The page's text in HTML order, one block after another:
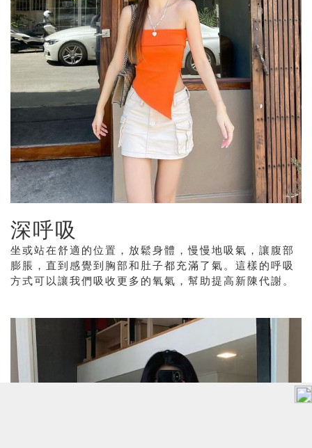
深呼吸
坐或站在舒適的位置，放鬆身體，慢慢地吸氣，讓腹部
膨脹，直到感覺到胸部和肚子都充滿了氣。這樣的呼吸
方式可以讓我們吸收更多的氧氣，幫助提高新陳代謝。